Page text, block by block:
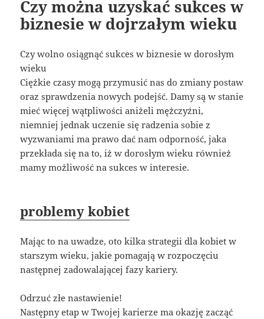
Czy można uzyskać sukces w
biznesie w dojrzałym wieku
Czy wolno osiągnąć sukces w biznesie w dorosłym
wieku
Ciężkie czasy mogą przymusić nas do zmiany postaw
oraz sprawdzenia nowych podejść. Damy są w stanie
mieć więcej wątpliwości aniżeli mężczyźni,
niemniej jednak uczenie się radzenia sobie z
wyzwaniami ma prawo dać nam odporność, jaka
przekłada się na to, iż w dorosłym wieku również
mamy możliwość na sukces w interesie.
problemy kobiet
Mając to na uwadze, oto kilka strategii dla kobiet w
starszym wieku, jakie pomagają w rozpoczęciu
następnej zadowalającej fazy kariery.
Odrzuć złe nastawienie!
Następny etap w Twojej karierze ma okazję zacząć